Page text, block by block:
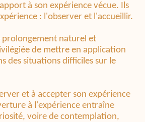
à son expérience vécue. Ils
: l'observer et l'accueillir.
prolongement naturel et
de mettre en application
des situations difficiles sur le
et à accepter son expérience
à l'expérience entraîne
voire de contemplation,